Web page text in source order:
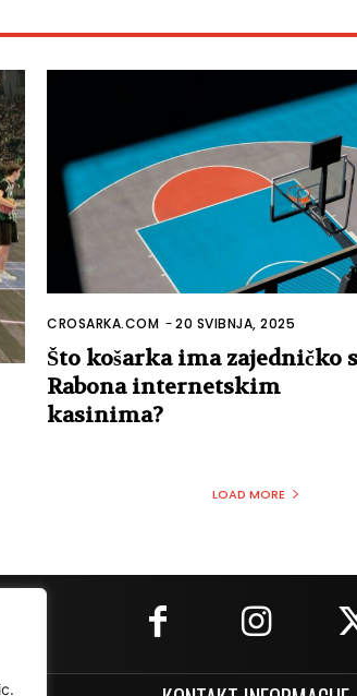
CROSARKA.COM -20 SVIBNJA, 2025
Što košarka ima zajedničko s
Rabona internetskim
kasinima?
LOAD MORE